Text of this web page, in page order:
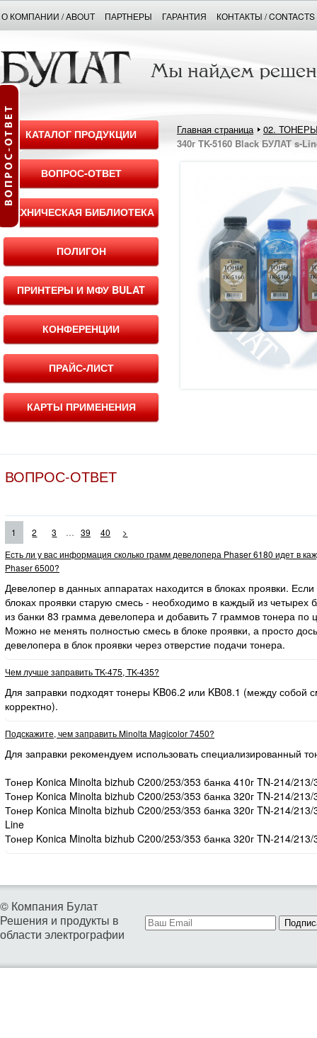
О КОМПАНИИ / ABOUT ПАРТНЕРЫ ГАРАНТИЯ КОНТАКТЫ / CONTACTS
КАТАЛОГ ПРОДУКЦИИ
ВОПРОС-ОТВЕТ
ТЕХНИЧЕСКАЯ БИБЛИОТЕКА
ПОЛИГОН
ПРИНТЕРЫ И МФУ BULAT
КОНФЕРЕНЦИИ
ПРАЙС-ЛИСТ
КАРТЫ ПРИМЕНЕНИЯ
Главная страница
02.
340г TK-5160 Black БУЛАТ s-
ВОПРОС-ОТВЕТ
1 2 3 ... 39 40
>
Есть ли у вас информация сколько грамм девелопера Phaser 6180 идет в
Phaser 6500?
Девелопер в данных аппаратах находится в блоках проявки.
блоках проявки старую смесь - необходимо в каждый из четырех
из банки 83 грамма девелопера и добавить 7 граммов тонера по
Можно не менять полностью смесь в блоке проявки, а просто
девелопера в блок проявки через отверстие подачи тонера.
Чем лучше заправить TK-475, TK-435?
Для заправки подходят тонеры KB06.2 или KB08.1 (между собой
корректно).
Подскажите, чем заправить Minolta Magicolor 7450?
Для заправки рекомендуем использовать специализированный
Тонер Konica Minolta bizhub C200/253/353 банка 410г TN-214/
Тонер Konica Minolta bizhub C200/253/353 банка 320г TN-214/
Тонер Konica Minolta bizhub C200/253/353 банка 320г TN-214/
Line
Тонер Konica Minolta bizhub C200/253/353 банка 320г TN-214/
© Компания Булат
Решения и продукты в
области электрографии